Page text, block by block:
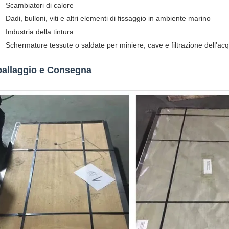
Scambiatori di calore
Dadi, bulloni, viti e altri elementi di fissaggio in ambiente marino
Industria della tintura
Schermature tessute o saldate per miniere, cave e filtrazione
e Consegna